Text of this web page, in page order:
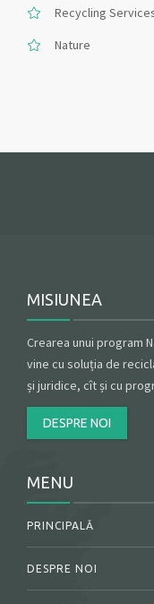
Recycling
Nature
MISIUNEA
Crearea unui program
vine cu soluția de
și juridice, cît și cu
DESPRE NOI
MENU
PRINCIPALĂ
DESPRE NOI